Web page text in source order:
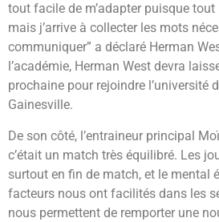
tout facile de m’adapter puisque
mais j’arrive à collecter les mots
communiquer” a déclaré Herman
l’académie, Herman West devra
prochaine pour rejoindre l’université
Gainesville.
De son côté, l’entraineur principal
c’était un match très équilibré. Les
surtout en fin de match, et le mental
facteurs nous ont facilités dans les
nous permettent de remporter une